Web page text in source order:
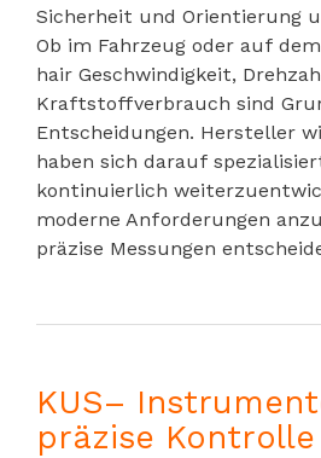
Sicherheit und Orientierung
Ob im Fahrzeug oder auf
hair Geschwindigkeit,
Kraftstoffverbrauch sind
Entscheidungen. Hersteller
haben sich darauf
kontinuierlich
moderne Anforderungen
präzise Messungen
KUS–
präzise Kontrolle